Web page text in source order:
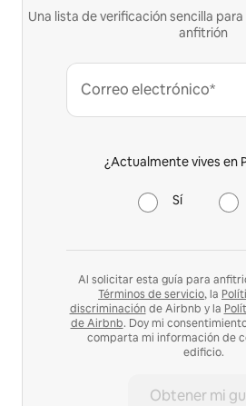
Una lista de verificación sencilla
anfitrión
Correo electrónico*
¿Actualmente vives en
Sí
Al solicitar esta guía para
Términos de servicio, la
discriminación de Airbnb y la
de Airbnb. Doy mi
comparta mi información de
edificio.
Obtener mi